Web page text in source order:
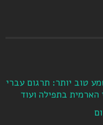
טוב יותר: תרגום עברי
בתפילה ועוד